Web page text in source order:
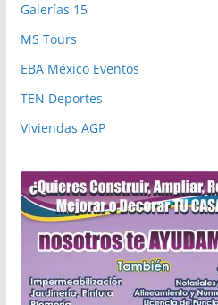
Galerías 15
MS Tours
EBA México Eventos
TEN Deportes
Viviendas AGP